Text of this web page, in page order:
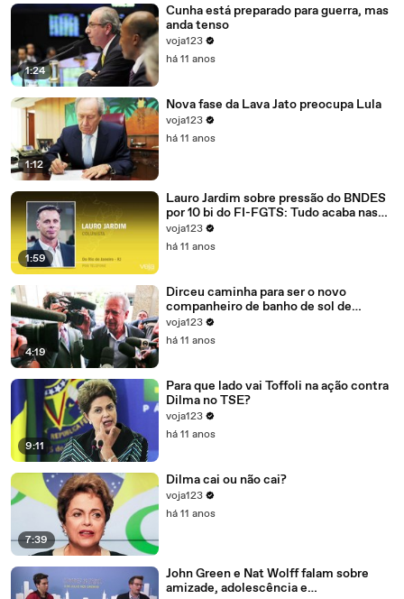
1:24
Cunha está preparado para guerra, mas
anda tenso
voja123
há 11 anos
1:12
Nova fase da Lava Jato preocupa Lula
voja123
há 11 anos
1:59
Lauro Jardim sobre pressão do BNDES
por 10 bi do FI-FGTS: Tudo acaba nas
mãos de Cunha
voja123
há 11 anos
4:19
Dirceu caminha para ser o novo
companheiro de banho de sol de
Marcelo Odebrecht e Cia.
voja123
há 11 anos
9:11
Para que lado vai Toffoli na ação contra
Dilma no TSE?
voja123
há 11 anos
7:39
Dilma cai ou não cai?
voja123
há 11 anos
John Green e Nat Wolff falam sobre
amizade, adolescência e